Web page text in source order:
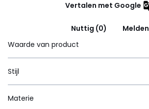
Vertalen met Google
Nuttig (0)
Melden
Waarde van product
Stijl
Materie